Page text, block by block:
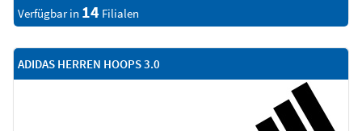
Verfügbar in 14 Filialen
ADIDAS HERREN HOOPS 3.0